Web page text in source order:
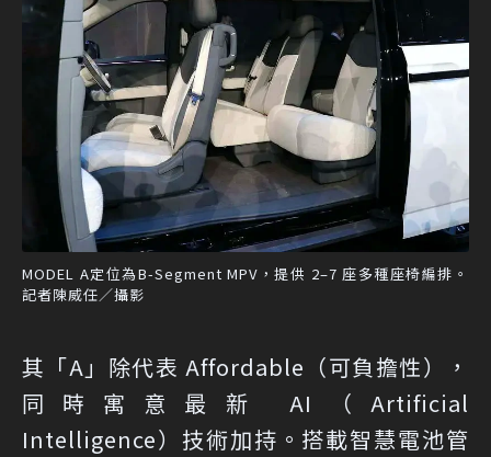
MODEL A定位為B-Segment MPV，提供 2–7 座多種座椅編排。
記者陳威任／攝影
其「A」除代表 Affordable（可負擔性），
同時寓意最新 AI（Artificial
Intelligence）技術加持。搭載智慧電池管